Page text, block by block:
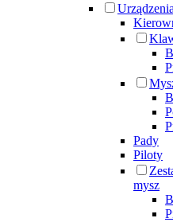
Pady
Piloty
mysz